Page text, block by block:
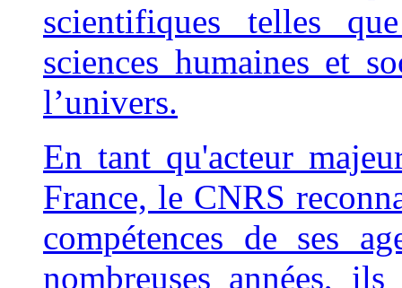
scientifiques telles
sciences humaines et
l’univers.
En tant qu'acteur
France, le CNRS
compétences de ses
nombreuses années,